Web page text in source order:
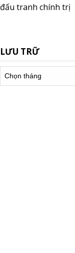
đấu tranh chính trị
LƯU TRỮ
Lưu
trữ